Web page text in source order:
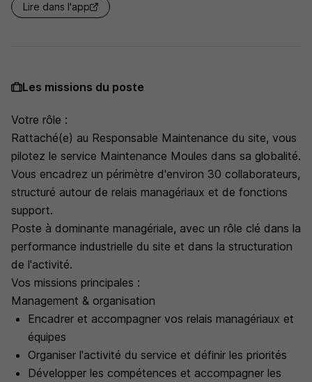
Lire dans l'app
Les missions du poste
Votre rôle :
Rattaché(e) au Responsable Maintenance du site, vous
pilotez le service Maintenance Moules dans sa globalité.
Vous encadrez un périmètre d'environ 30 collaborateurs,
structuré autour de relais managériaux et de fonctions
support.
Poste à dominante managériale, avec un rôle clé dans la
performance industrielle du site et dans la structuration
de l'activité.
Vos missions principales :
Management & organisation
Encadrer et accompagner vos relais managériaux et
équipes
Organiser l'activité du service et définir les priorités
Développer les compétences et accompagner les